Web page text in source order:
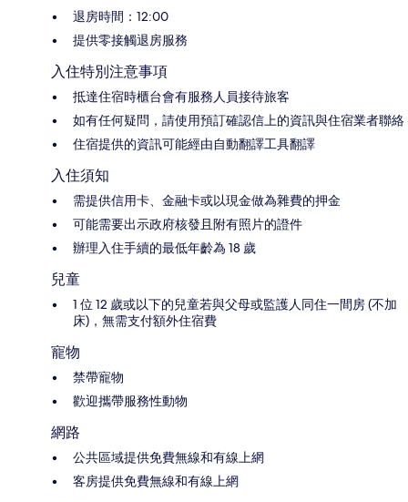
退房時間：12:00
提供零接觸退房服務
入住特別注意事項
抵達住宿時櫃台會有服務人員接待旅客
如有任何疑問，請使用預訂確認信上的資訊與住宿業者聯絡
住宿提供的資訊可能經由自動翻譯工具翻譯
入住須知
需提供信用卡、金融卡或以現金做為雜費的押金
可能需要出示政府核發且附有照片的證件
辦理入住手續的最低年齡為 18 歲
兒童
1 位 12 歲或以下的兒童若與父母或監護人同住一間房 (不加
床)，無需支付額外住宿費
寵物
禁帶寵物
歡迎攜帶服務性動物
網路
公共區域提供免費無線和有線上網
客房提供免費無線和有線上網